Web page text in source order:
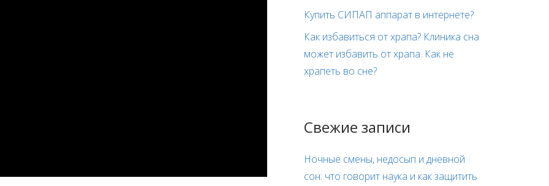
Купить СИПАП аппарат в интернете?
Как избавиться от храпа? Клиника сна
может избавить от храпа. Как не
храпеть во сне?
Свежие записи
Ночные смены, недосып и дневной
сон: что говорит наука и как защитить